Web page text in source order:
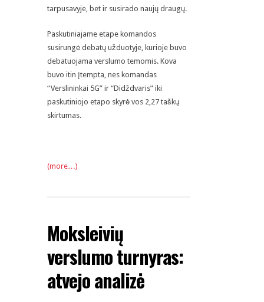
tarpusavyje, bet ir susirado naujų draugų.
Paskutiniajame etape komandos
susirungė debatų užduotyje, kurioje buvo
debatuojama verslumo temomis. Kova
buvo itin įtempta, nes komandas
“Verslininkai 5G” ir “Didždvaris” iki
paskutiniojo etapo skyrė vos 2,27 taškų
skirtumas.
(more…)
Moksleivių
verslumo turnyras:
atvejo analizė